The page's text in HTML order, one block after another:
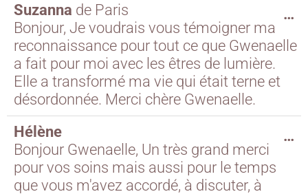
Suzanna de Paris
Bonjour, Je voudrais vous témoigner ma
reconnaissance pour tout ce que Gwenaelle
a fait pour moi avec les êtres de lumière.
Elle a transformé ma vie qui était terne et
désordonnée. Merci chère Gwenaelle.
…
Hélène
Bonjour Gwenaelle, Un très grand merci
pour vos soins mais aussi pour le temps
que vous m'avez accordé, à discuter, à
…